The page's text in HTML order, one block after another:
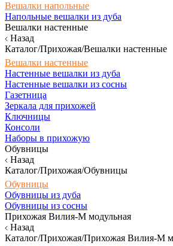
Вешалки напольные
Напольные вешалки из дуба
Вешалки настенные
Назад
Каталог/Прихожая/Вешалки настенные
Вешалки настенные
Настенные вешалки из дуба
Настенные вешалки из сосны
Газетница
Зеркала для прихожей
Ключницы
Консоли
Наборы в прихожую
Обувницы
Назад
Каталог/Прихожая/Обувницы
Обувницы
Обувницы из дуба
Обувницы из сосны
Прихожая Вилия-М модульная
Назад
Каталог/Прихожая/Прихожая Вилия-М